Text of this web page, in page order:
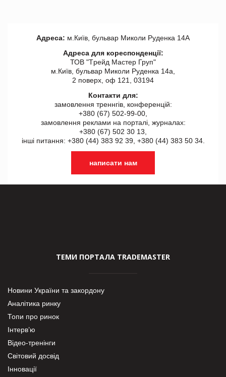
Адреса: м.Київ, бульвар Миколи Руденка 14А
Адреса для кореспонденції:
ТОВ "Tрейд Мастер Груп"
м.Київ, бульвар Миколи Руденка 14а,
2 поверх, оф 121, 03194
Контакти для:
замовлення треннгів, конференцій:
+380 (67) 502-99-00,
замовлення реклами на порталі, журналах:
+380 (67) 502 30 13,
інші питання: +380 (44) 383 92 39, +380 (44) 383 50 34.
написати нам
ТЕМИ ПОРТАЛА TRADEMASTER
Новини України та закордону
Аналітика ринку
Топи про ринок
Інтерв’ю
Відео-тренінги
Світовий досвід
Інновації